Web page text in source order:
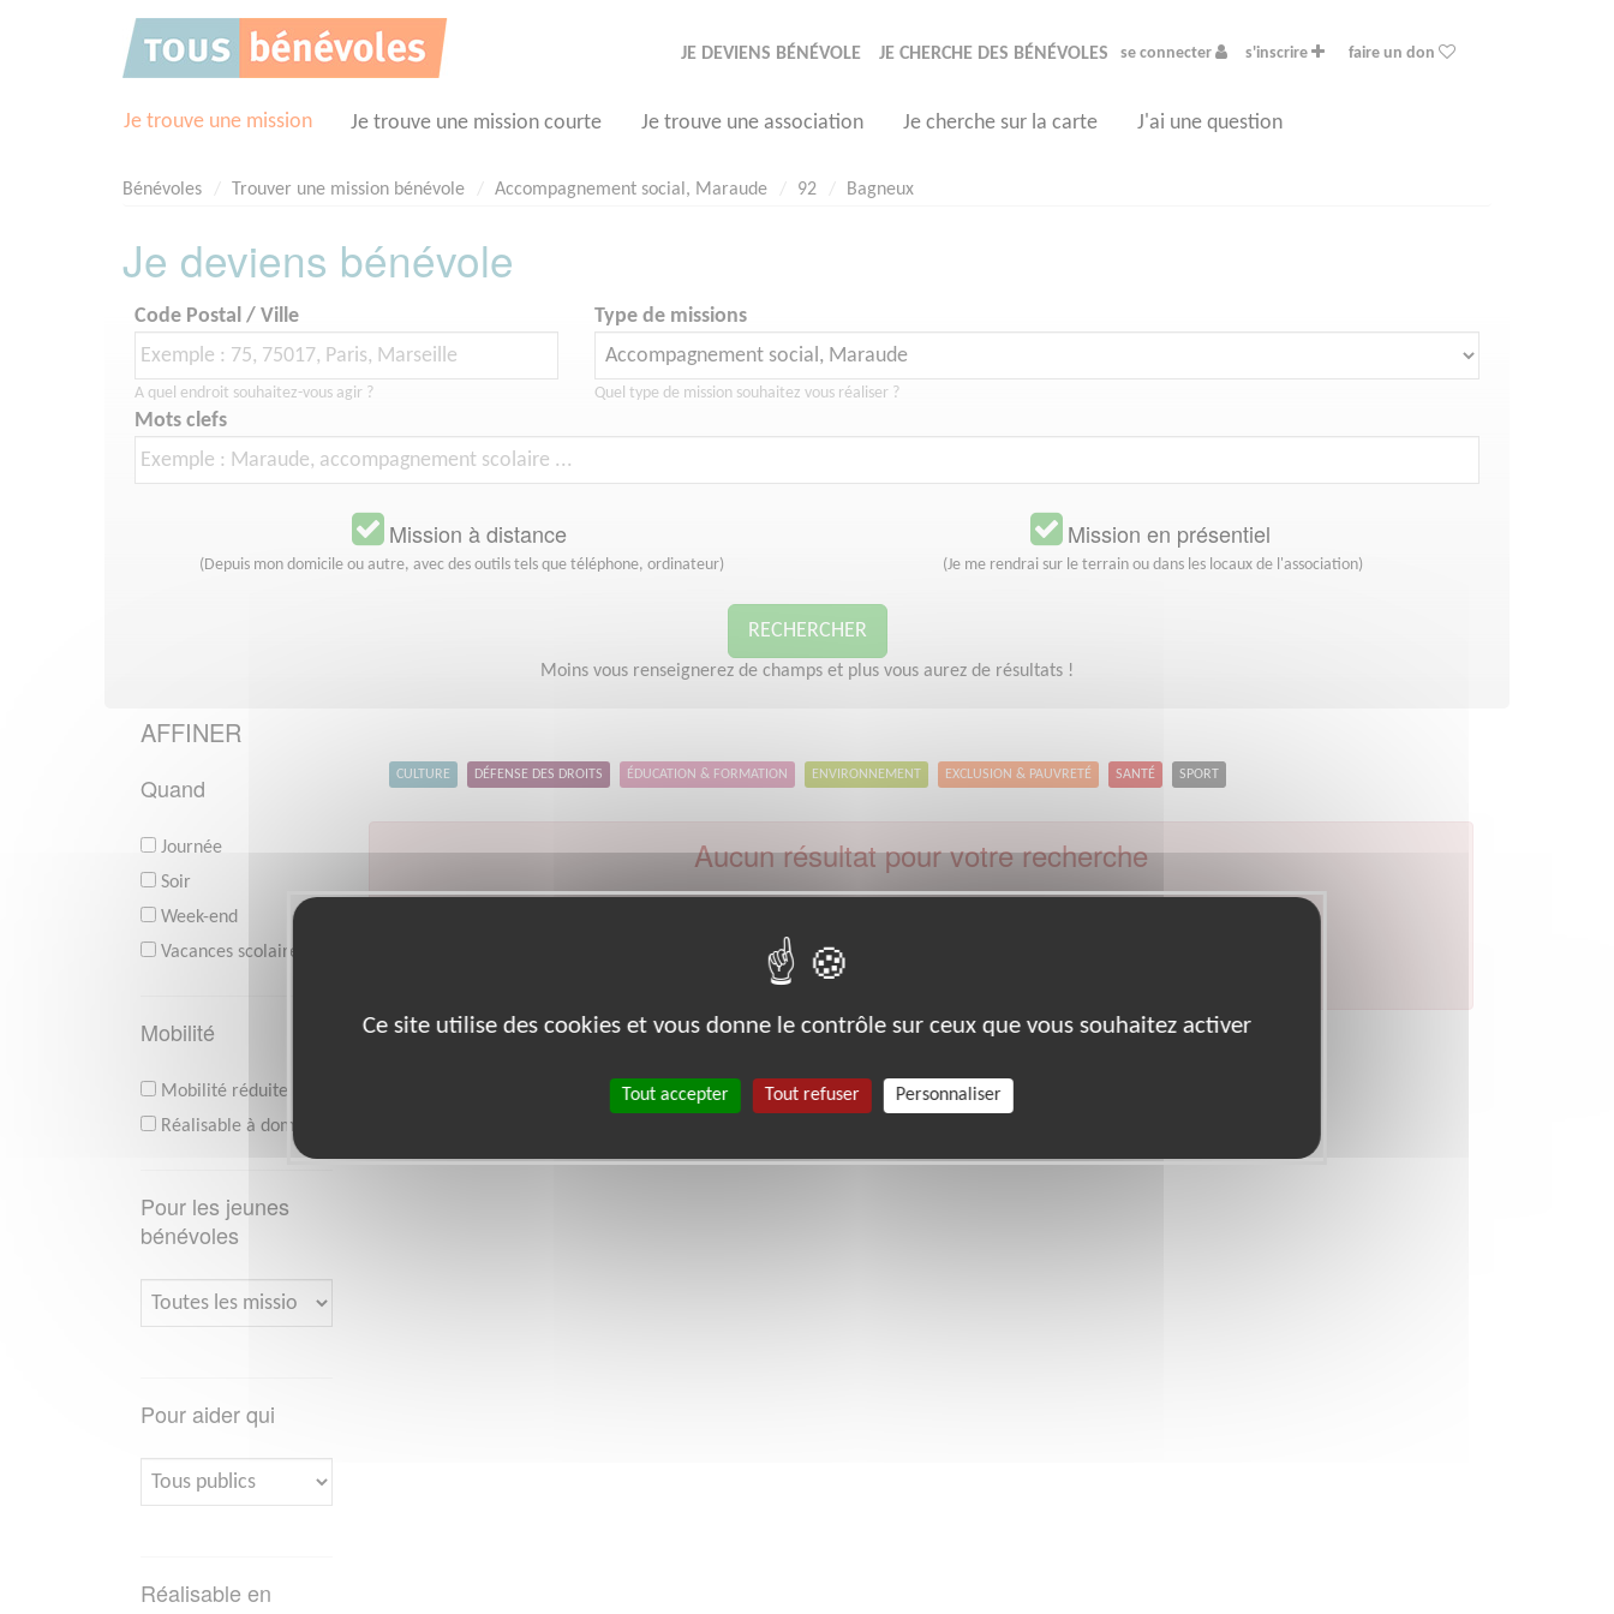
JE DEVIENS BÉNÉVOLE JE CHERCHE DES BÉNÉVOLES se connecter s'inscrire faire un don
Je trouve une mission Je trouve une mission courte Je trouve une association Je cherche sur la carte J'ai une question
Bénévoles Trouver une mission bénévole Accompagnement social, Maraude 92 Bagneux
Je deviens bénévole
Code Postal / Ville
A quel endroit souhaitez-vous agir ?
Type de missions
Quel type de mission souhaitez vous réaliser ?
Mots clefs
Mission à distance
(Depuis mon domicile ou autre, avec des outils tels que téléphone, ordinateur)
Mission en présentiel
(Je me rendrai sur le terrain ou dans les locaux de l'association)
RECHERCHER
Moins vous renseignerez de champs et plus vous aurez de résultats !
AFFINER
Quand
Journée
Soir
Week-end
Vacances scolaires
Mobilité
Mobilité réduite
Réalisable à domicile
Pour les jeunes
bénévoles
Pour aider qui
Réalisable en
CULTURE DÉFENSE DES DROITS ÉDUCATION & FORMATION ENVIRONNEMENT EXCLUSION & PAUVRETÉ SANTÉ SPORT
Aucun résultat pour votre recherche
Veuillez indiquer moins de critères et/ou remplacer votre code postal par celui de votre département.
Effectuer une nouvelle recherche
Ce site utilise des cookies et vous donne le contrôle sur ceux que vous souhaitez activer
Tout accepter Tout refuser Personnaliser